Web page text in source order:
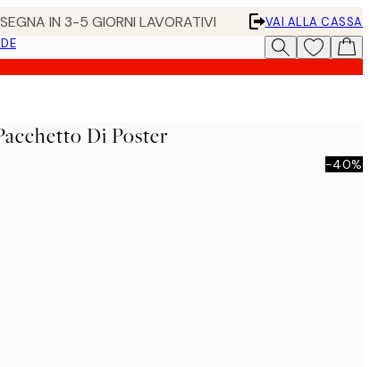
IN 3-5 GIORNI LAVORATIVI
VAI ALLA CASSA
Di Poster
-40%